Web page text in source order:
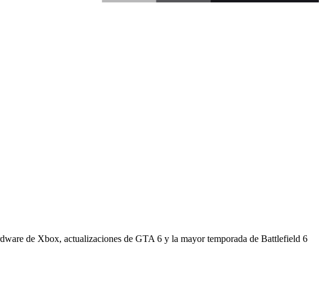
de Xbox, actualizaciones de GTA 6 y la mayor temporada de Battlefield 6